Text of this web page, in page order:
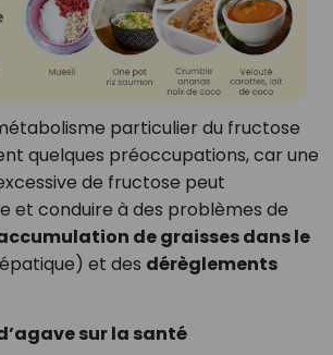
particulier du fructose
quelques préoccupations, car une
de fructose peut
et conduire à des problèmes de
de graisses dans le
et des dérèglements
sur la santé